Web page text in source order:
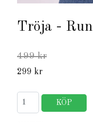
Tröja -
499 kr
299 kr